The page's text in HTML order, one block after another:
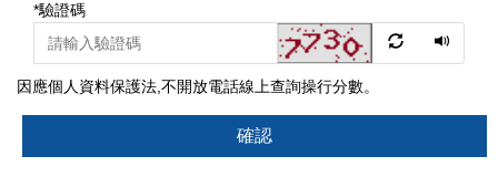
*驗證碼
因應個人資料保護法,不開放電話線上查詢操行分數。
確認